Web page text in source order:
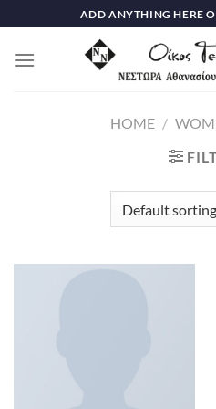
to
content
ADD ANYTHING HERE
HOME /